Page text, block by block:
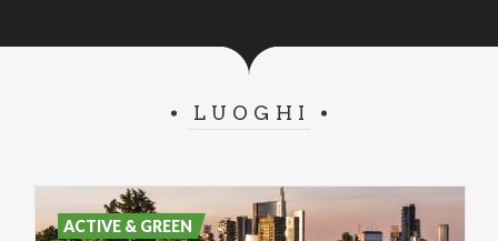
LUOGHI
ACTIVE & GREEN